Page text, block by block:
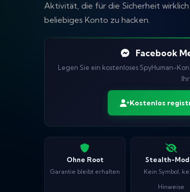
Aktivität, die für die Sicherheit
beliebiges Konto zu hacken.
Facebook
Legen Sie ein kostenloses SpyHuman-
Kostenlos
Ohne Root
Garantie bleibt erhalten
Stealth-
Kein Symbol,
Hinweise